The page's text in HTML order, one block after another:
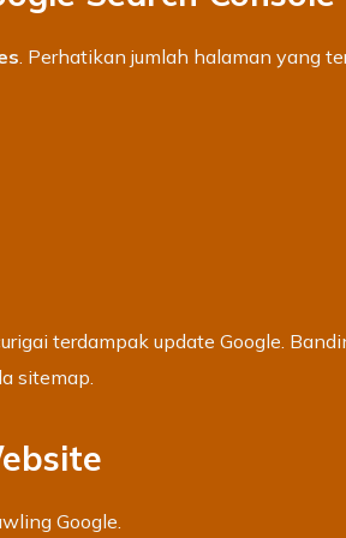
. Perhatikan jumlah halaman yang
terdampak update Google.
sitemap.
Google.